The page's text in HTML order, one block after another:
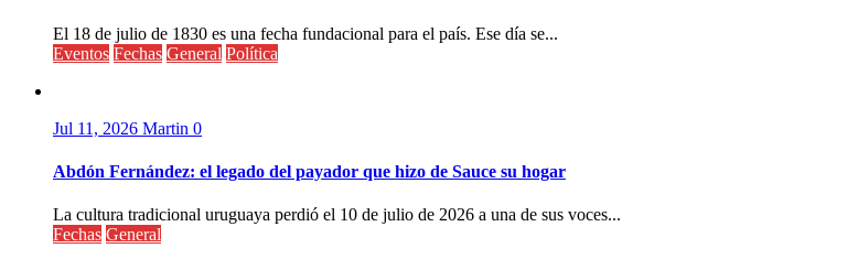
El 18 de julio de 1830 es una fecha fundacional para el país. Ese día se...
Eventos Fechas General Política
Jul 11, 2026 Martin 0
Abdón Fernández: el legado del payador que hizo de Sauce su hogar
La cultura tradicional uruguaya perdió el 10 de julio de 2026 a una de sus voces...
Fechas General